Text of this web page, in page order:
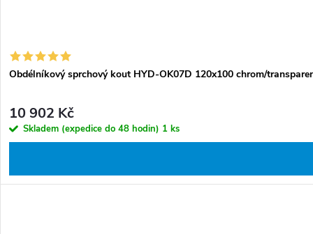
Obdélníkový sprchový kout HYD-OK07D 120x100 chrom/
10 902 Kč
Skladem (expedice do 48 hodin) 1 ks